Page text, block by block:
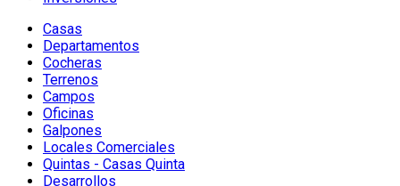
Casas
Departamentos
Cocheras
Terrenos
Campos
Oficinas
Galpones
Locales Comerciales
Quintas - Casas Quinta
Desarrollos